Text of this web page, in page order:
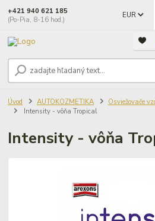
EUR
+421 940 621 185
(Po-Pia, 8-16 hod.)
Úvod AUTOKOZMETIKA Osviežovače
Intensity - vôňa Tropical
Intensity - vôňa